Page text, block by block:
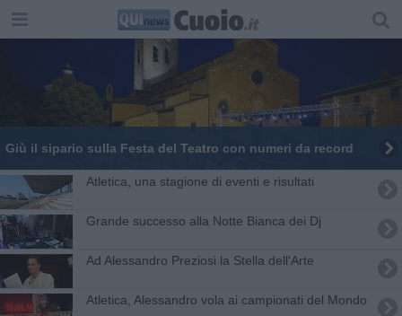
Giù il sipario sulla Festa del Teatro con numeri da record
Atletica, una stagione di eventi e risultati
Grande successo alla Notte Bianca dei Dj
Ad Alessandro Preziosi la Stella dell'Arte
Atletica, Alessandro vola ai campionati del Mondo